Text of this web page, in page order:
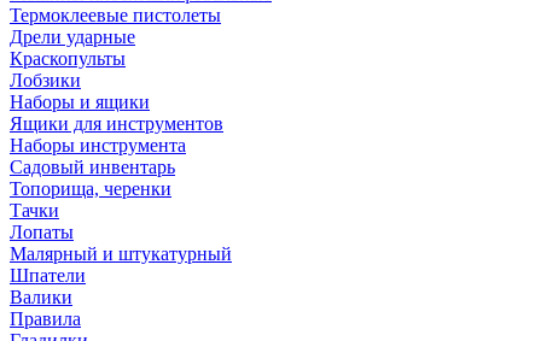
Термоклеевые пистолеты
Дрели ударные
Краскопульты
Лобзики
Наборы и ящики
Ящики для инструментов
Наборы инструмента
Садовый инвентарь
Топорища, черенки
Тачки
Лопаты
Малярный и штукатурный
Шпатели
Валики
Правила